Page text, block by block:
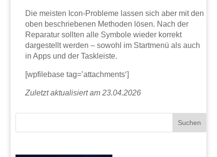
Die meisten Icon-Probleme lassen sich aber mit den
oben beschriebenen Methoden lösen. Nach der
Reparatur sollten alle Symbole wieder korrekt
dargestellt werden – sowohl im Startmenü als auch
in Apps und der Taskleiste.
[wpfilebase tag=’attachments‘]
Zuletzt aktualisiert am 23.04.2026